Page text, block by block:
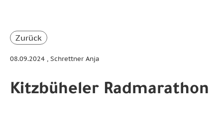
Zurück
08.09.2024 , Schrettner Anja
Kitzbüheler Radmarathon